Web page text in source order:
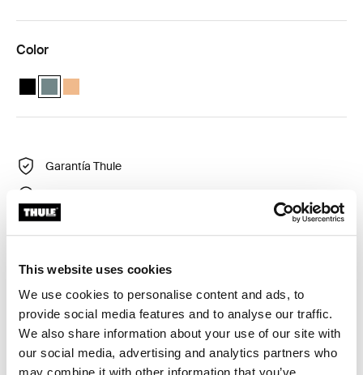
This website uses cookies
We use cookies to personalise content and ads, to
provide social media features and to analyse our traffic.
We also share information about your use of our site with
our social media, advertising and analytics partners who
Color
Thule Chasm handlebar bag 2L Negro
Thule Chasm handlebar bag 2L Azul medio (selected)
Thule Chasm handlebar bag 2L Naranja polvoriento
Garantía Thule
conduce.